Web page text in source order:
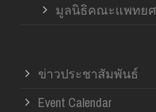
มูลนิธิคณะแพทย
ข่าวประชาสัมพันธ์
Event Calendar